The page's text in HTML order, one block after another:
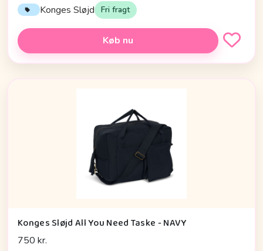
Konges Sløjd Fri fragt
Køb nu
Konges Sløjd All You Need Taske - NAVY
750 kr.